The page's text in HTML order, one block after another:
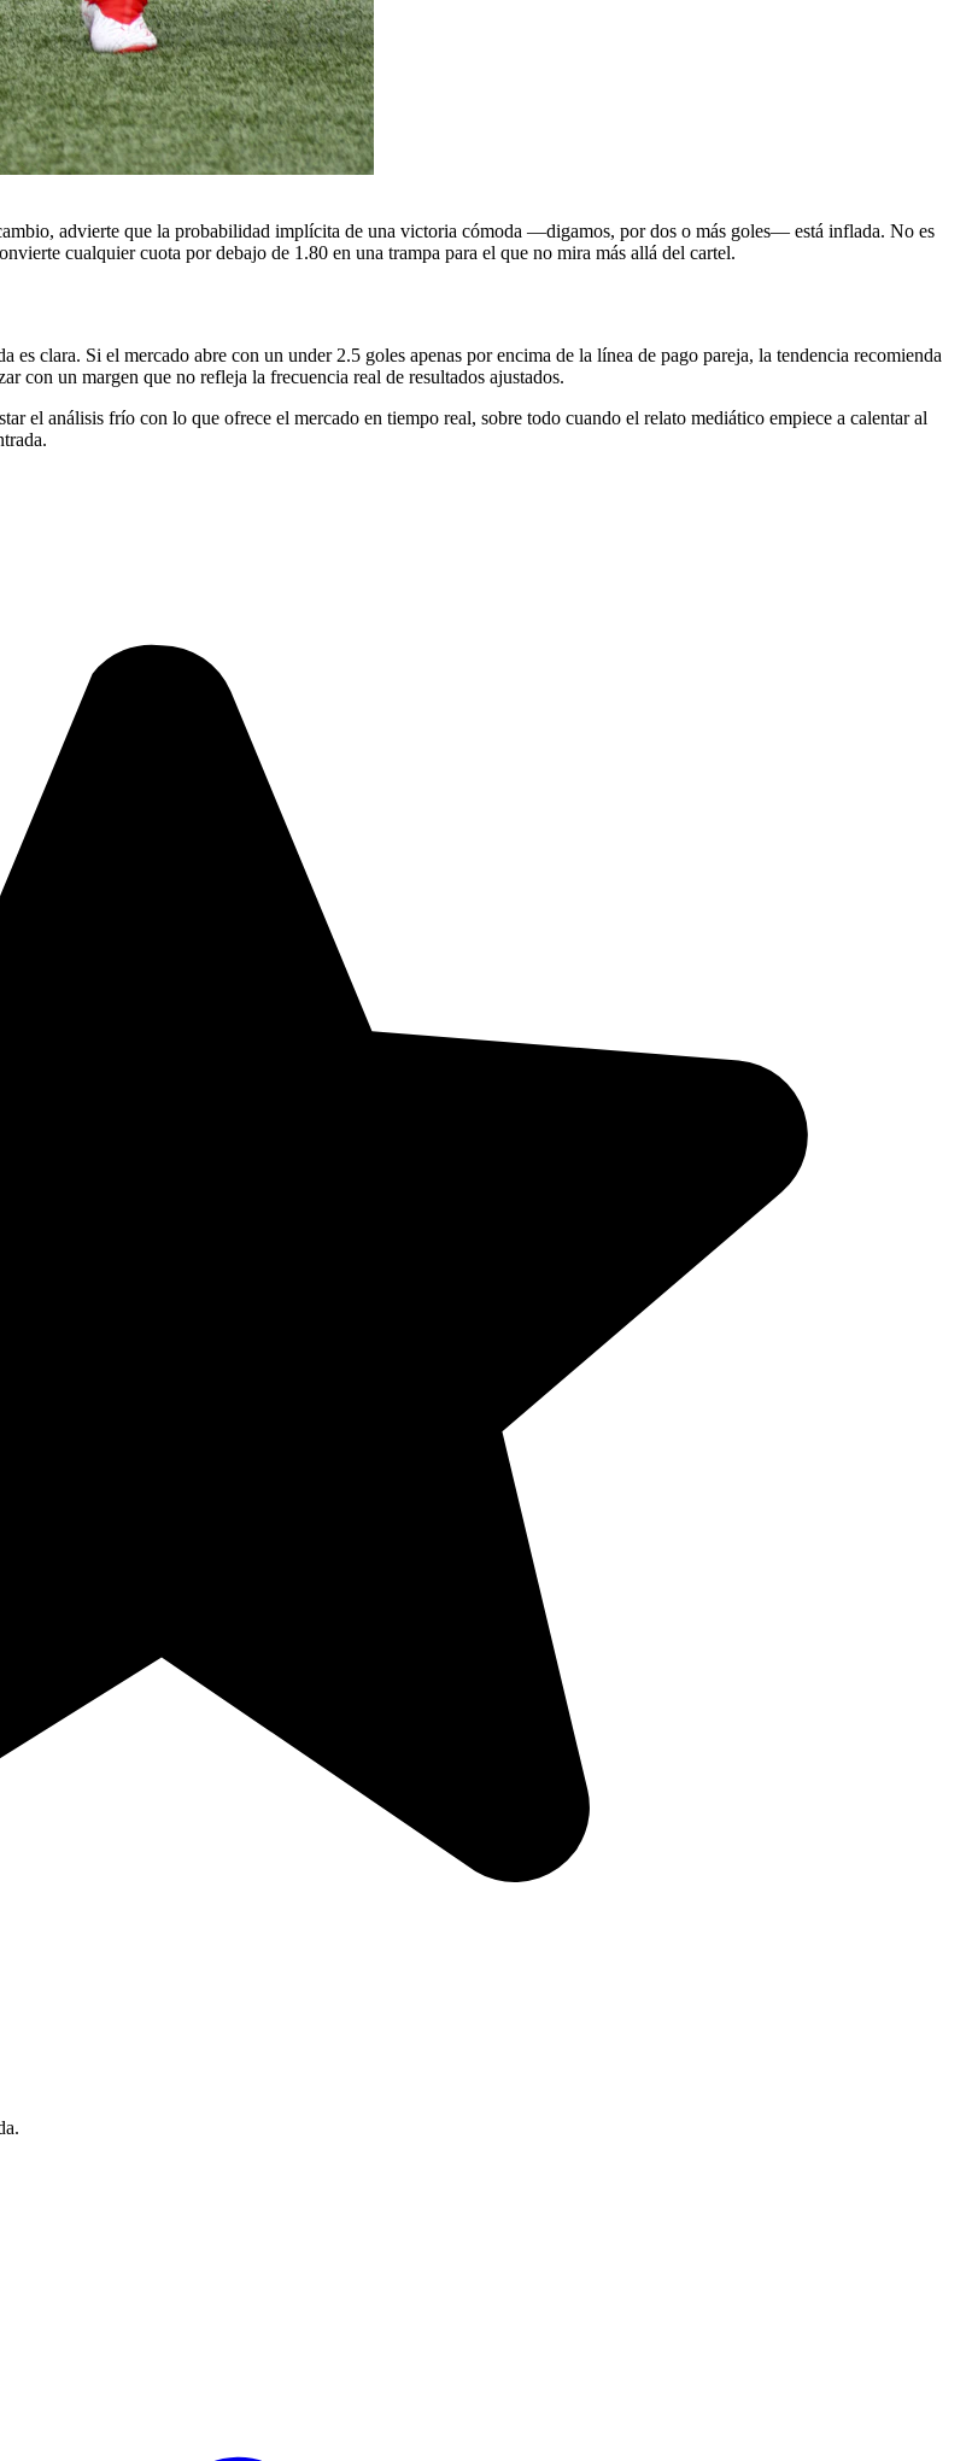
advierte que la probabilidad implícita de una victoria cómoda —digamos, por dos o más goles— está inflada. No es
cualquier cuota por debajo de 1.80 en una trampa para el que no mira más allá del cartel.
clara. Si el mercado abre con un under 2.5 goles apenas por encima de la línea de pago pareja, la tendencia recomienda
con un margen que no refleja la frecuencia real de resultados ajustados.
el análisis frío con lo que ofrece el mercado en tiempo real, sobre todo cuando el relato mediático empiece a calentar al